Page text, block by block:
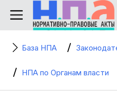
База НПА
НПА по Органам власти